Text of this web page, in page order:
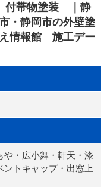
帯物塗装 ｜静
・静岡市の外壁塗
情報館 施工デー
・広小舞・軒天・漆
トキャップ・出窓上